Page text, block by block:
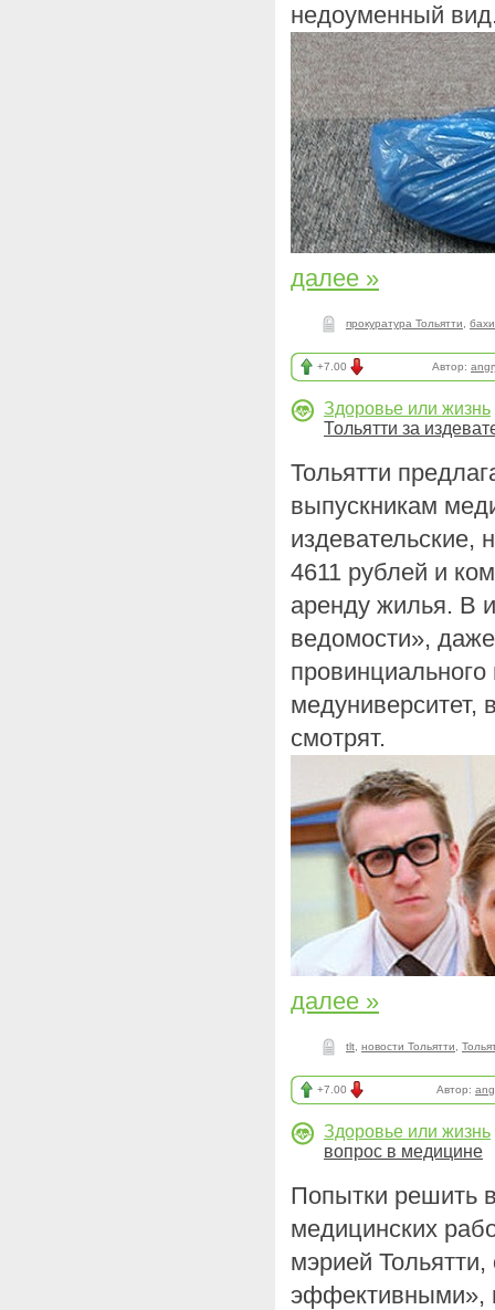
недоуменный
далее »
прокуратура Тольятти
+7.00 Автор:
Здоровье или жизнь
Тольятти за
Тольятти
выпускникам
издевательские,
4611 рублей и
аренду жилья. В
ведомости»,
провинциального
медуниверситет,
смотрят.
далее »
tlt новости Тольятти
+7.00 Автор:
Здоровье или жизнь
вопрос в медицине
Попытки решить
медицинских
мэрией Тольятти,
эффективными»,